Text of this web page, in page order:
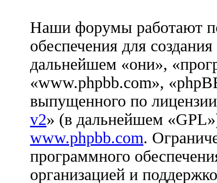
Наши форумы работают
обеспечения для
дальнейшем «они»,
«www.phpbb.com»,
выпущенного по
v2» (в дальнейшем
www.phpbb.com.
программного
организацией и